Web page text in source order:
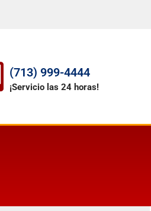
(713) 999-4444
¡Servicio las 24 horas!